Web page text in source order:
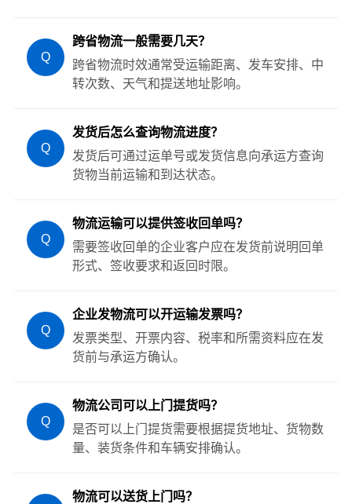
Q
跨省物流一般需要几天？
跨省物流时效通常受运输距离、发车安排、中
转次数、天气和提送地址影响。
Q
发货后怎么查询物流进度？
发货后可通过运单号或发货信息向承运方查询
货物当前运输和到达状态。
Q
物流运输可以提供签收回单吗？
需要签收回单的企业客户应在发货前说明回单
形式、签收要求和返回时限。
Q
企业发物流可以开运输发票吗？
发票类型、开票内容、税率和所需资料应在发
货前与承运方确认。
Q
物流公司可以上门提货吗？
是否可以上门提货需要根据提货地址、货物数
量、装货条件和车辆安排确认。
物流可以送货上门吗？